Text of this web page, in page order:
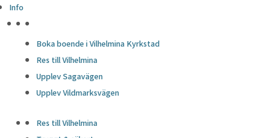
Info
Boka boende i Vilhelmina Kyrkstad
Res till Vilhelmina
Upplev Sagavägen
Upplev Vildmarksvägen
Res till Vilhelmina